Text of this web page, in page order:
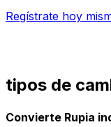
Regístrate hoy
tipos de
Convierte Rupia